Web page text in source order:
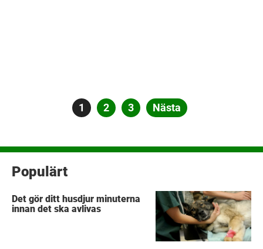
Sidnumrering
Sida
1 Sida
2 Sida
3 Nästa
Populärt
Det gör ditt husdjur minuterna
innan det ska avlivas